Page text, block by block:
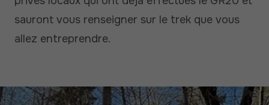
sauront vous renseigner sur le trek que vous
allez entreprendre.